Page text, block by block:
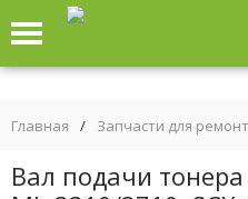
Главная / Запчасти для
Вал подачи